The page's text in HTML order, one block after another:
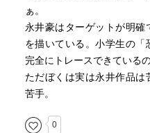
ぁ。
永井豪はターゲットが明
を描いている。小学生の
完全にトレースできている
ただぼくは実は永井作品
苦手。
0